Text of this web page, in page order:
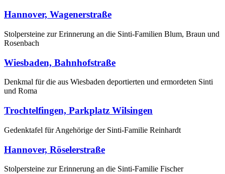
Hannover, Wagenerstraße
Stolpersteine zur Erinnerung an die Sinti-Familien Blum, Braun und
Rosenbach
Wiesbaden, Bahnhofstraße
Denkmal für die aus Wiesbaden deportierten und ermordeten Sinti
und Roma
Trochtelfingen, Parkplatz Wilsingen
Gedenktafel für Angehörige der Sinti-Familie Reinhardt
Hannover, Röselerstraße
Stolpersteine zur Erinnerung an die Sinti-Familie Fischer